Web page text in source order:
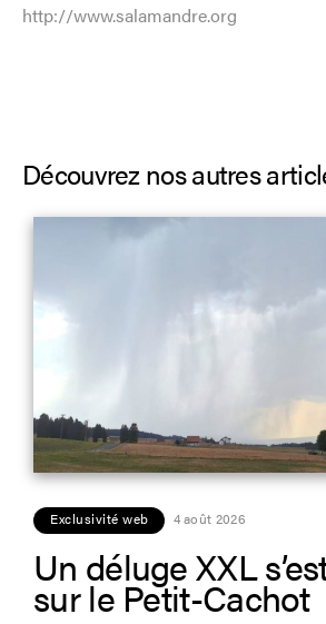
http://www.salamandre.org
Découvrez nos autres
Exclusivité web 4 août 2026
Un déluge XXL
sur le Petit-Cachot